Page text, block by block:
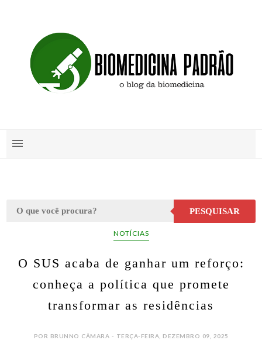
PESQUISAR
NOTÍCIAS
O SUS acaba de ganhar um reforço:
conheça a política que promete
transformar as residências
POR BRUNNO CÂMARA - TERÇA-FEIRA, DEZEMBRO 09, 2025